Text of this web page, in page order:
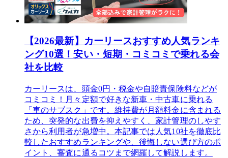
【2026最新】カーリースおすすめ人気ランキ
ング10選！安い・短期・コミコミで乗れる会
社を比較
カーリースは、頭金0円・税金や自賠責保険料などが
コミコミ！月々定額で好きな新車・中古車に乗れる
「車のサブスク」です。維持費が月額料金に含まれる
ため、突発的な出費を抑えやすく、家計管理のしやす
さから利用者が急増中。本記事では人気10社を徹底比
較したおすすめランキングや、後悔しない選び方のポ
イント、審査に通るコツまで網羅して解説します。